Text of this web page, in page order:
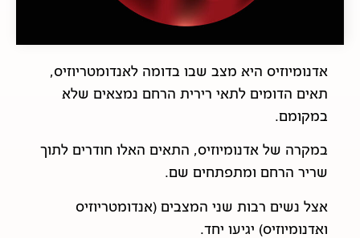
אדנומיוזיס היא מצב שבו בדומה לאנדומטריוזיס,
תאים הדומים לתאי רירית הרחם נמצאים שלא
במקומם.
במקרה של אדנומיוזיס, התאים האלו חודרים לתוך
שריר הרחם ומתפתחים שם.
אצל נשים רבות שני המצבים (אנדומטריוזיס
ואדנומיוזיס) יגיעו יחד.